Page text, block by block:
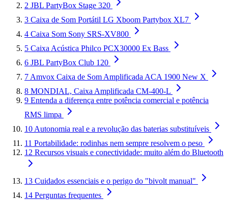
2 JBL PartyBox Stage 320
3 Caixa de Som Portátil LG Xboom Partybox XL7
4 Caixa Som Sony SRS-XV800
5 Caixa Acústica Philco PCX30000 Ex Bass
6 JBL PartyBox Club 120
7 Amvox Caixa de Som Amplificada ACA 1900 New X
8 MONDIAL, Caixa Amplificada CM-400-L
9 Entenda a diferença entre potência comercial e potência
RMS limpa
10 Autonomia real e a revolução das baterias substituíveis
11 Portabilidade: rodinhas nem sempre resolvem o peso
12 Recursos visuais e conectividade: muito além do Bluetooth
13 Cuidados essenciais e o perigo do "bivolt manual"
14 Perguntas frequentes